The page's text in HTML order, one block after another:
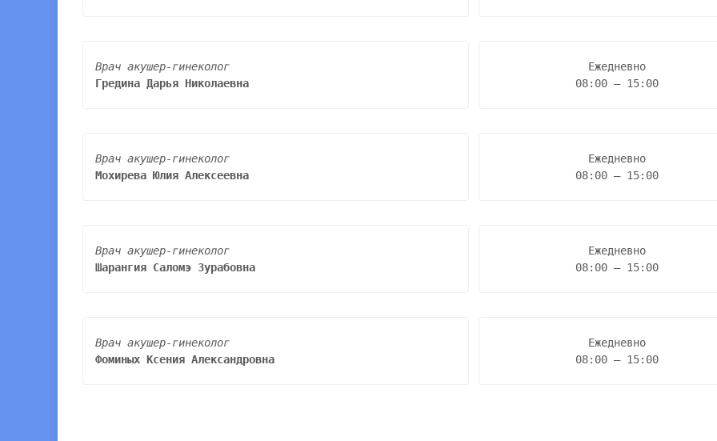
Гредина Дарья Николаевна
Ежедневно
08:00 – 15:00
Мохирева Юлия Алексеевна
Ежедневно
08:00 – 15:00
Шарангия Саломэ Зурабовна
Ежедневно
08:00 – 15:00
Фоминых Ксения Александровна
Ежедневно
08:00 – 15:00